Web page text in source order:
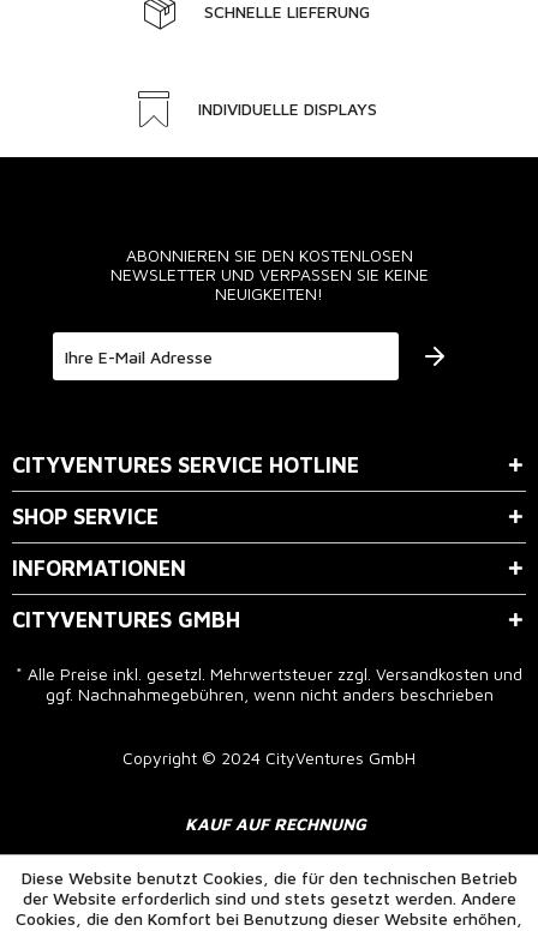
SCHNELLE LIEFERUNG
INDIVIDUELLE DISPLAYS
ABONNIEREN SIE DEN KOSTENLOSEN
NEWSLETTER UND VERPASSEN SIE KEINE
NEUIGKEITEN!
CITYVENTURES SERVICE HOTLINE
SHOP SERVICE
INFORMATIONEN
CITYVENTURES GMBH
* Alle Preise inkl. gesetzl. Mehrwertsteuer zzgl. Versandkosten und
ggf. Nachnahmegebühren, wenn nicht anders beschrieben
Copyright © 2024 CityVentures GmbH
KAUF AUF RECHNUNG
Diese Website benutzt Cookies, die für den technischen Betrieb
der Website erforderlich sind und stets gesetzt werden. Andere
Cookies, die den Komfort bei Benutzung dieser Website erhöhen,